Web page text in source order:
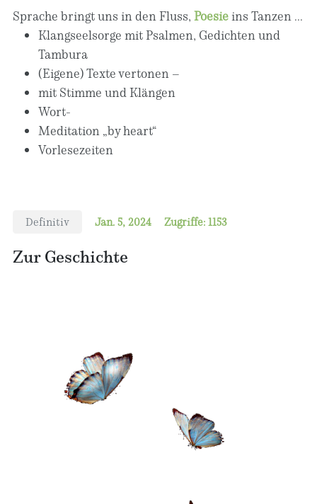
Sprache bringt uns in den Fluss, Poesieins Tanzen ...
Klangseelsorge mit Psalmen, Gedichten und
Tambura
(Eigene) Texte vertonen –
mit Stimme und Klängen
Wort-
Meditation „by heart“
Vorlesezeiten
Definitiv Jan. 5, 2024 Zugriffe: 1153
Zur Geschichte